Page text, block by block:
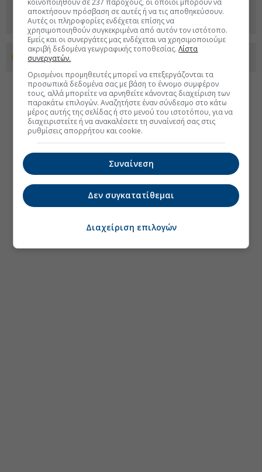
Προσθέστε το euro2day.gr στο Discover
κοινοποιηθούν σε 237 παρόχους, οι οποίοι μπορούν να
αποκτήσουν πρόσβαση σε αυτές ή να τις αποθηκεύσουν.
Αυτές οι πληροφορίες ενδέχεται επίσης να
χρησιμοποιηθούν συγκεκριμένα από αυτόν τον ιστότοπο.
Εμείς και οι συνεργάτες μας ενδέχεται να χρησιμοποιούμε
ακριβή δεδομένα γεωγραφικής τοποθεσίας.Λίστα
συνεργατών.
Ορισμένοι προμηθευτές μπορεί να επεξεργάζονται τα
προσωπικά δεδομένα σας με βάση το έννομο συμφέρον
τους, αλλά μπορείτε να αρνηθείτε κάνοντας διαχείριση των
παρακάτω επιλογών. Αναζητήστε έναν σύνδεσμο στο κάτω
μέρος αυτής της σελίδας ή στο μενού του ιστοτόπου, για να
διαχειριστείτε ή να ανακαλέσετε τη συναίνεσή σας στις
ρυθμίσεις απορρήτου και cookie.
Συναίνεση
Δεν συγκατατίθεμαι
Διαχείριση επιλογών